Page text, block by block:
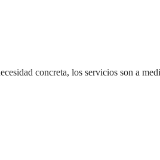
concreta, los servicios son a